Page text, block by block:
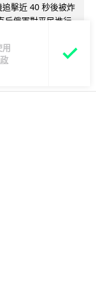
擊近 40 秒後被炸
斥俄軍對平民進行